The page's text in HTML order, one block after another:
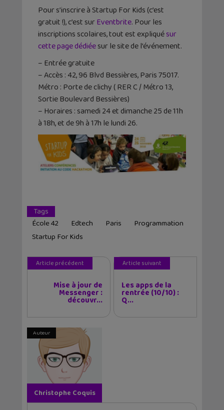
Pour s’inscrire à Startup For Kids (c’est
gratuit !), c’est surEventbrite. Pour les
inscriptions scolaires, tout est expliquésur
cette page dédiéesur le site de l’événement.
– Entrée gratuite
– Accès : 42, 96 Blvd Bessières, Paris 75017.
Métro : Porte de clichy ( RER C / Métro 13,
Sortie Boulevard Bessières)
– Horaires : samedi 24 et dimanche 25 de 11h
à 18h, et de 9h à 17h le lundi 26.
Tags
École 42
Edtech Paris
Programmation
Startup For Kids
Article précédent
Mise à jour de
Messenger :
découvr...
Article suivant
Les apps de la
rentrée (10/10) :
Q...
Auteur
Christophe Coquis